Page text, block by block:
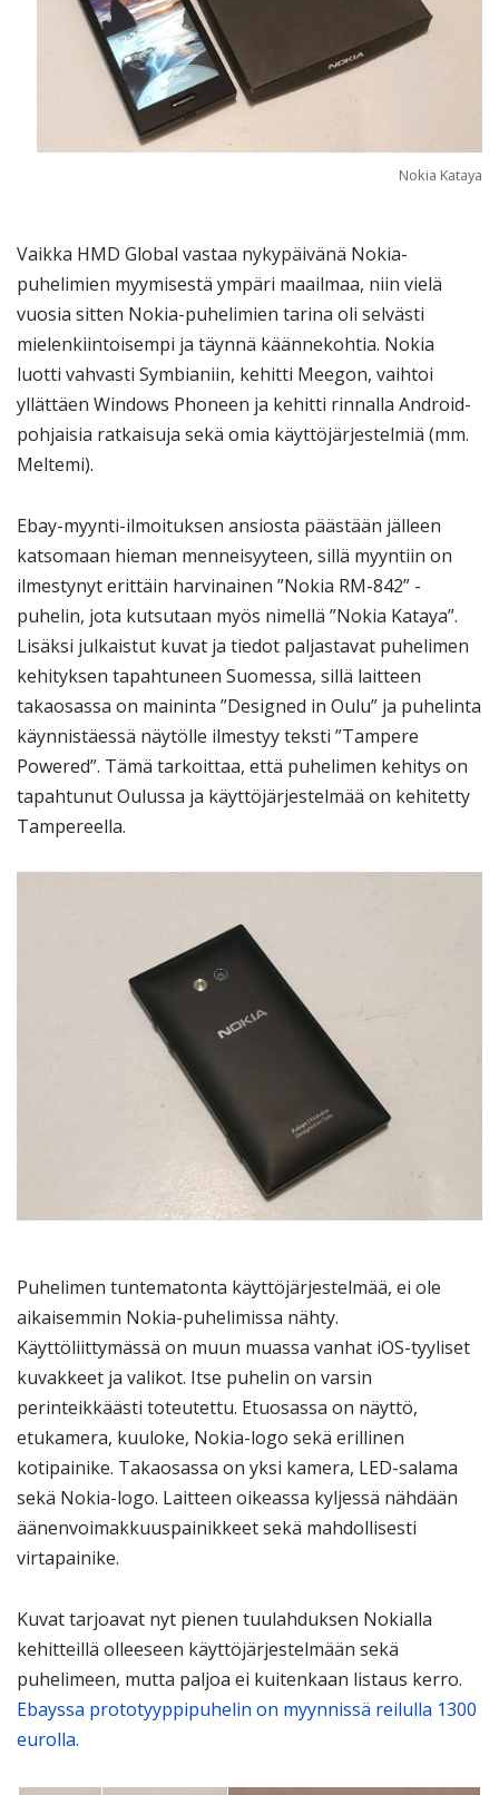
Nokia Kataya
Vaikka HMD Global vastaa nykypäivänä Nokia-
puhelimien myymisestä ympäri maailmaa, niin vielä
vuosia sitten Nokia-puhelimien tarina oli selvästi
mielenkiintoisempi ja täynnä käännekohtia. Nokia
luotti vahvasti Symbianiin, kehitti Meegon, vaihtoi
yllättäen Windows Phoneen ja kehitti rinnalla Android-
pohjaisia ratkaisuja sekä omia käyttöjärjestelmiä (mm.
Meltemi).
Ebay-myynti-ilmoituksen ansiosta päästään jälleen
katsomaan hieman menneisyyteen, sillä myyntiin on
ilmestynyt erittäin harvinainen ”Nokia RM-842” -
puhelin, jota kutsutaan myös nimellä ”Nokia Kataya”.
Lisäksi julkaistut kuvat ja tiedot paljastavat puhelimen
kehityksen tapahtuneen Suomessa, sillä laitteen
takaosassa on maininta ”Designed in Oulu” ja puhelinta
käynnistäessä näytölle ilmestyy teksti ”Tampere
Powered”. Tämä tarkoittaa, että puhelimen kehitys on
tapahtunut Oulussa ja käyttöjärjestelmää on kehitetty
Tampereella.
Puhelimen tuntematonta käyttöjärjestelmää, ei ole
aikaisemmin Nokia-puhelimissa nähty.
Käyttöliittymässä on muun muassa vanhat iOS-tyyliset
kuvakkeet ja valikot. Itse puhelin on varsin
perinteikkäästi toteutettu. Etuosassa on näyttö,
etukamera, kuuloke, Nokia-logo sekä erillinen
kotipainike. Takaosassa on yksi kamera, LED-salama
sekä Nokia-logo. Laitteen oikeassa kyljessä nähdään
äänenvoimakkuuspainikkeet sekä mahdollisesti
virtapainike.
Kuvat tarjoavat nyt pienen tuulahduksen Nokialla
kehitteillä olleeseen käyttöjärjestelmään sekä
puhelimeen, mutta paljoa ei kuitenkaan listaus kerro.
Ebayssa prototyyppipuhelin on myynnissä reilulla 1300
eurolla.